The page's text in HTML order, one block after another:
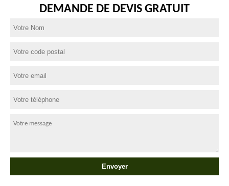
DEMANDE DE DEVIS GRATUIT